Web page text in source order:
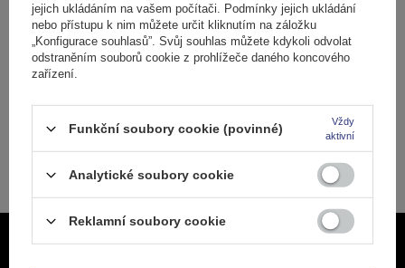
2 189,00 Kč s DPH
Produkt dostupný ve velkém množství
Již nyní zašleme
košíku
Připojte se k nám
jejich ukládáním na vašem počítači. Podmínky jejich ukládání
nebo přístupu k nim můžete určit kliknutím na záložku
„Konfigurace souhlasů”. Svůj souhlas můžete kdykoli odvolat
odstraněním souborů cookie z prohlížeče daného koncového
zařízení.
Funkční soubory cookie (povinné)
Vždy
aktivní
Analytické soubory cookie
Reklamní soubory cookie